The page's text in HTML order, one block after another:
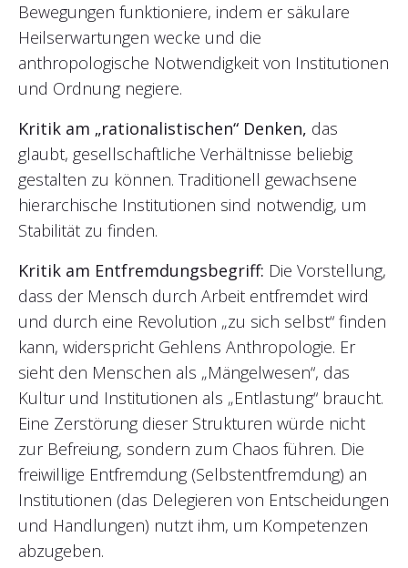
Bewegungen funktioniere, indem er säkulare
Heilserwartungen wecke und die
anthropologische Notwendigkeit von Institutionen
und Ordnung negiere.
Kritik am „rationalistischen“ Denken, das
glaubt, gesellschaftliche Verhältnisse beliebig
gestalten zu können. Traditionell gewachsene
hierarchische Institutionen sind notwendig, um
Stabilität zu finden.
Kritik am Entfremdungsbegriff: Die Vorstellung,
dass der Mensch durch Arbeit entfremdet wird
und durch eine Revolution „zu sich selbst“ finden
kann, widerspricht Gehlens Anthropologie. Er
sieht den Menschen als „Mängelwesen“, das
Kultur und Institutionen als „Entlastung“ braucht.
Eine Zerstörung dieser Strukturen würde nicht
zur Befreiung, sondern zum Chaos führen. Die
freiwillige Entfremdung (Selbstentfremdung) an
Institutionen (das Delegieren von Entscheidungen
und Handlungen) nutzt ihm, um Kompetenzen
abzugeben.